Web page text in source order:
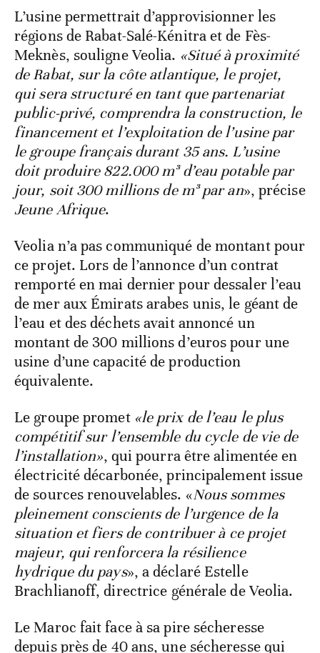
L’usine permettrait d’approvisionner les
régions de Rabat-Salé-Kénitra et de Fès-
Meknès, souligne Veolia. «Situé à proximité
de Rabat, sur la côte atlantique, le projet,
qui sera structuré en tant que partenariat
public-privé, comprendra la construction, le
financement et l’exploitation de l’usine par
le groupe français durant 35 ans. L’usine
doit produire 822.000 m³ d’eau potable par
jour, soit 300 millions de m³ par an», précise
Jeune Afrique.
Veolia n’a pas communiqué de montant pour
ce projet. Lors de l’annonce d’un contrat
remporté en mai dernier pour dessaler l’eau
de mer aux Émirats arabes unis, le géant de
l’eau et des déchets avait annoncé un
montant de 300 millions d’euros pour une
usine d’une capacité de production
équivalente.
Le groupe promet «le prix de l’eau le plus
compétitif sur l’ensemble du cycle de vie de
l’installation», qui pourra être alimentée en
électricité décarbonée, principalement issue
de sources renouvelables. «Nous sommes
pleinement conscients de l’urgence de la
situation et fiers de contribuer à ce projet
majeur, qui renforcera la résilience
hydrique du pays», a déclaré Estelle
Brachlianoff, directrice générale de Veolia.
Le Maroc fait face à sa pire sécheresse
depuis près de 40 ans, une sécheresse qui